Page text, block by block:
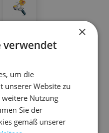
10.H
AM
Me
tal
×
verwendet
um die
unserer Website zu
Nutzung
Sie der
gemäß unserer